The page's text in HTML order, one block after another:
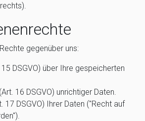
gegenüber uns:
15 DSGVO) über Ihre gespeicherten
(Art. 16 DSGVO) unrichtiger Daten.
17 DSGVO) Ihrer Daten ("Recht auf